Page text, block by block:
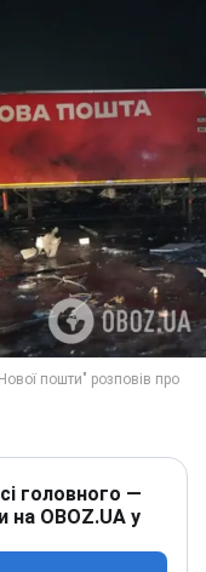
головного —
на OBOZ.UA у